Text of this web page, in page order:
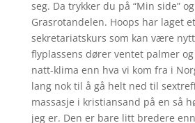
seg. Da trykker du på “Min side”
Grasrotandelen. Hoops har laget
sekretariatskurs som kan være
flyplassens dører ventet palmer
natt-klima enn hva vi kom fra i
lang nok til å gå helt ned til
massasje i kristiansand på en så
jeg er. Den er bare litt bredere